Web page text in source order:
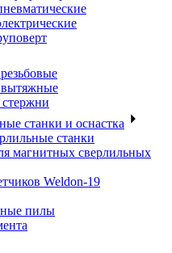
вытяжные
станки и оснастка
станки
магнитных сверлильных
Weldon-19
пилы